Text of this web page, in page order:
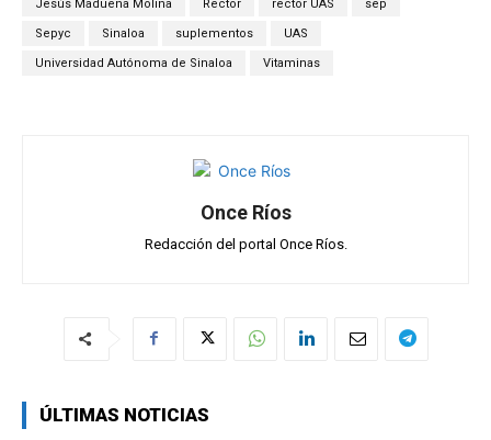
A
p
p
o
o
k
a
m
ar
tir
Jesús Madueña Molina Rector rector UAS sep
Sepyc Sinaloa suplementos UAS
Universidad Autónoma de Sinaloa Vitaminas
Once Ríos
Redacción del portal Once Ríos.
ÚLTIMAS NOTICIAS